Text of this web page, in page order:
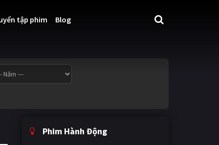
tập phim Blog
Phim Hành Động